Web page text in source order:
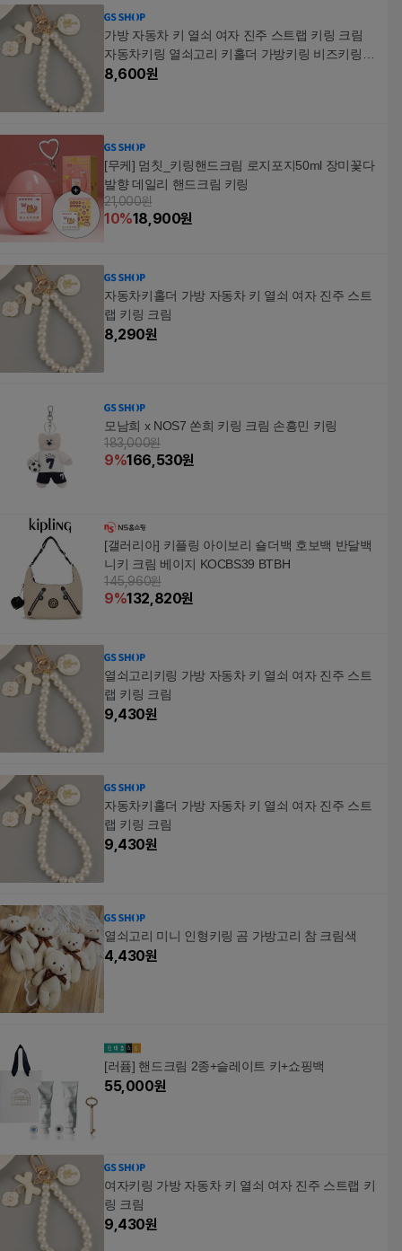
가방 자동차 키 열쇠 여자 진주 스트랩 키링 크림
자동차키링 열쇠고리 키홀더 가방키링 비즈키링
자동차키홀더 리본키링 가방악세사리 스트랩키링
8,600원
[무케] 멈칫_키링핸드크림 로지포지50ml 장미꽃다
발향 데일리 핸드크림 키링
21,000원
10%18,900원
자동차키홀더 가방 자동차 키 열쇠 여자 진주 스트
랩 키링 크림
8,290원
모남희 x NOS7 쏜희 키링 크림 손흥민 키링
183,000원
9%166,530원
[갤러리아] 키플링 아이보리 숄더백 호보백 반달백
니키 크림 베이지 KOCBS39 BTBH
145,960원
9%132,820원
열쇠고리키링 가방 자동차 키 열쇠 여자 진주 스트
랩 키링 크림
9,430원
자동차키홀더 가방 자동차 키 열쇠 여자 진주 스트
랩 키링 크림
9,430원
열쇠고리 미니 인형키링 곰 가방고리 참 크림색
4,430원
[러퓸] 핸드크림 2종+슬레이트 키+쇼핑백
55,000원
여자키링 가방 자동차 키 열쇠 여자 진주 스트랩 키
링 크림
9,430원